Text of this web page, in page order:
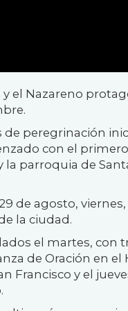
el Nazareno
peregrinación
con el
parroquia de
de agosto,
la ciudad.
el martes, con
de Oración en
Francisco y el